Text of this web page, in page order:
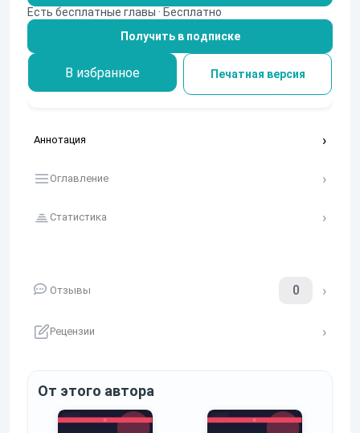
несыгранных ролей и несбывшихся надежд. Сможет ли
искусство согреть тех, кого жизнь уже списала со
Есть бесплатные главы · Бесплатно
Получить в подписке
В избранное Печатная версия
Аннотация
Оглавление
Статистика
Отзывы 0
Рецензии
От этого автора